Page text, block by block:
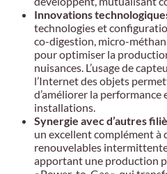
Innovations
technologies et
co-digestion, micro-
pour optimiser la
nuisances. L’usage de
l’Internet des objets
d’améliorer la performance
installations.
Synergie avec d’autres
un excellent complément à
renouvelables
apportant une production